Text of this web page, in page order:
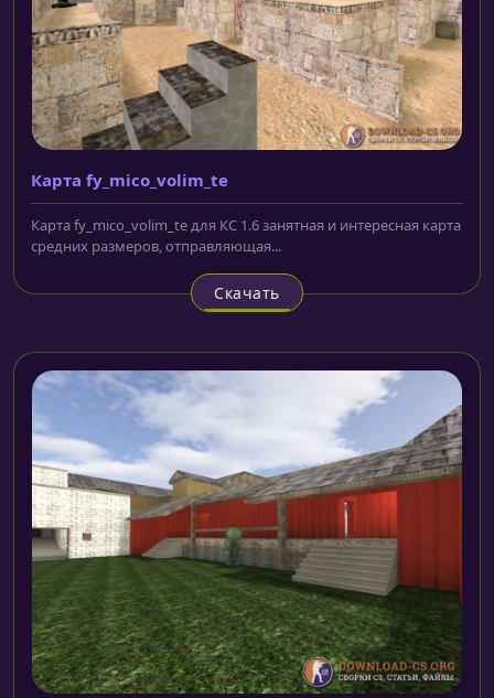
Карта fy_mico_volim_te
Карта fy_mico_volim_te для КС 1.6 занятная и интересная карта
средних размеров, отправляющая...
Скачать